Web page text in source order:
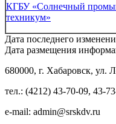
КГБУ «Солнечный
техникум»
Дата последнего
Дата размещения
680000, г. Хабаровск, ул.
тел.: (4212) 43-70-09, 43-
e-mail: admin@srskdv.ru